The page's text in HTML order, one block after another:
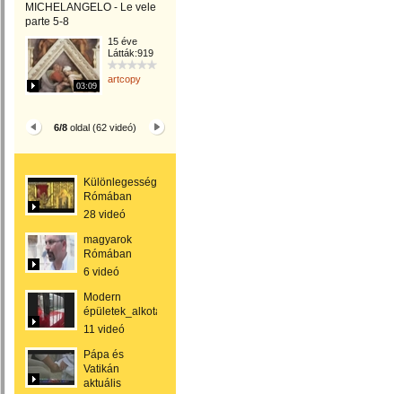
MICHELANGELO - Le vele
parte 5-8
03:09
15 éve
Látták:919
artcopy
6/8 oldal (62 videó)
Különlegességek
Rómában
28 videó
magyarok
Rómában
6 videó
Modern
épületek_alkotások
11 videó
Pápa és
Vatikán
aktuális